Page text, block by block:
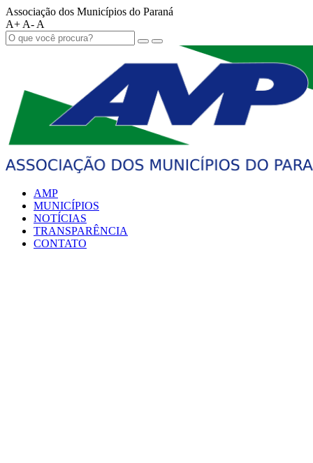
Associação dos Municípios do Paraná
A+ A- A
AMP
MUNICÍPIOS
NOTÍCIAS
TRANSPARÊNCIA
CONTATO